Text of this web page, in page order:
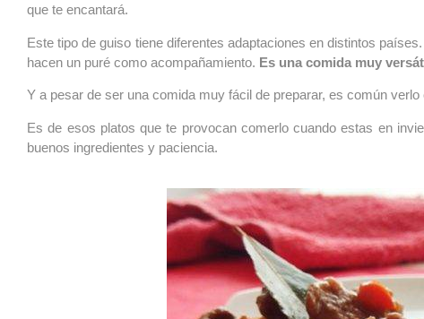
que te encantará.
Este tipo de guiso tiene diferentes adaptaciones en distintos
hacen un puré como acompañamiento. Es una comida muy
Y a pesar de ser una comida muy fácil de preparar, es común
Es de esos platos que te provocan comerlo cuando estas en
buenos ingredientes y paciencia.